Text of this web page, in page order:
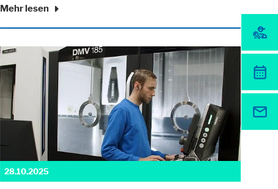
Mehr lesen
28.10.2025
unsere Website nutzen.